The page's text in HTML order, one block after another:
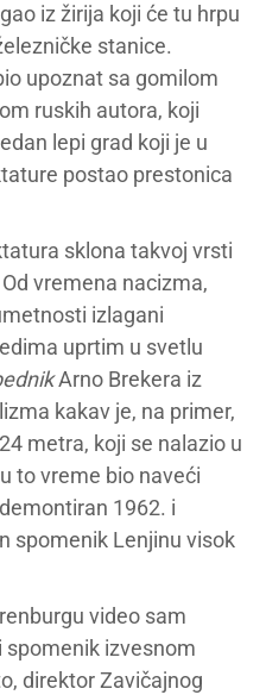
iz žirija koji će tu hrpu
stanice.
upoznat sa gomilom
ruskih autora, koji
lepi grad koji je u
postao prestonica
sklona takvoj vrsti
vremena nacizma,
izlagani
uprtim u svetlu
Arno Brekera iz
kakav je, na primer,
metra, koji se nalazio u
to vreme bio naveći
1962. i
spomenik Lenjinu visok
video sam
izvesnom
direktor Zavičajnog